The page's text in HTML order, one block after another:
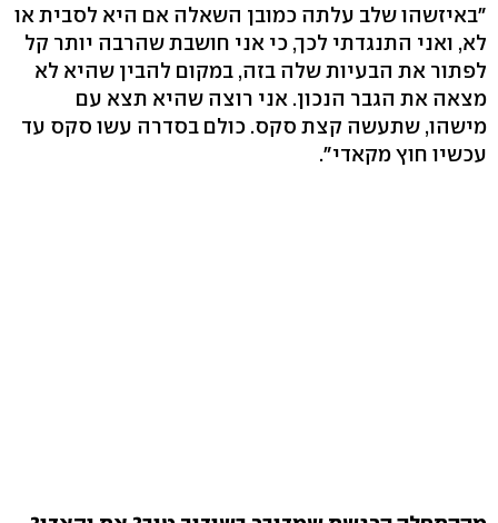
"באיזשהו שלב עלתה כמובן השאלה אם היא לסבית או
לא, ואני התנגדתי לכך, כי אני חושבת שהרבה יותר קל
לפתור את הבעיות שלה בזה, במקום להבין שהיא לא
מצאה את הגבר הנכון. אני רוצה שהיא תצא עם
מישהו, שתעשה קצת סקס. כולם בסדרה עשו סקס עד
עכשיו חוץ מקאדי".